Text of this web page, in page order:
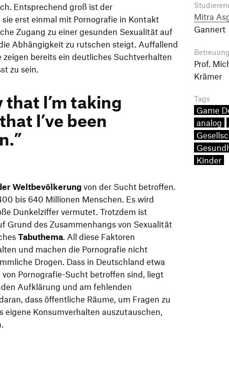
Entsprechend groß ist der
erst einmal mit Pornografie in Kontakt
Zugang zu einer gesunden Sexualität auf
Abhängigkeit zu rutschen steigt. Auffallend
bereits ein deutliches Suchtverhalten
zu sein.
that I’m taking
I’ve been
Weltbevölkerung von der Sucht betroffen.
bis 640 Millionen Menschen. Es wird
Dunkelziffer vermutet. Trotzdem ist
Grund des Zusammenhangs von Sexualität
Tabuthema. All diese Faktoren
und machen die Pornografie nicht
Drogen. Dass in Deutschland etwa
Pornografie-Sucht betroffen sind, liegt
Aufklärung und am fehlenden
dass öffentliche Räume, um Fragen zu
eigene Konsumverhalten auszutauschen,
Mitra
Gannert
Betreuung
Prof.
Krämer
Tags
Game
analog
Kinder